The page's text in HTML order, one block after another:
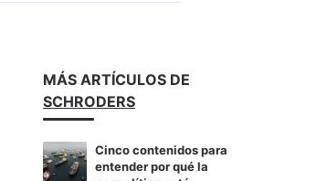
MÁS ARTÍCULOS DE
SCHRODERS
Cinco contenidos para
entender por qué la